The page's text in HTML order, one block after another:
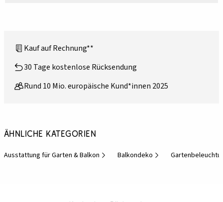
Kauf auf Rechnung**
30 Tage kostenlose Rücksendung
Rund 10 Mio. europäische Kund*innen 2025
Ähnliche Kategorien
Ausstattung für Garten & Balkon Balkondeko